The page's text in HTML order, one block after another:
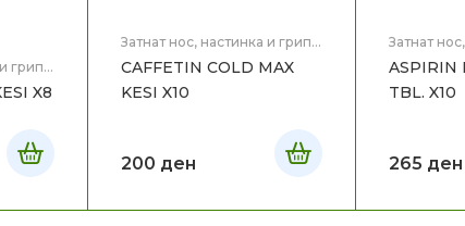
грип,
X8
Затнат нос, настинка и грип,
CAFFETIN COLD MAX
KESI X10
200 ден
Затнат
ASPIRIN
TBL. X10
265 ден